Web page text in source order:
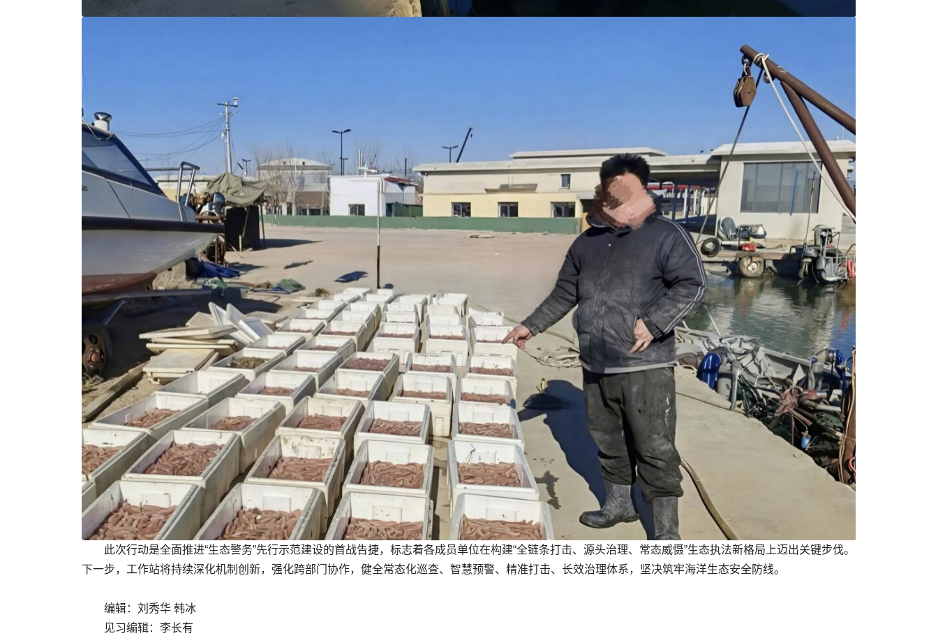
此次行动是全面推进“生态警务”先行示范建设的首战告捷，标志着各成员单位在构建“全链条打击、源头治理、常态威慑”生态执法新格局上迈出关键步伐。
下一步，工作站将持续深化机制创新，强化跨部门协作，健全常态化巡查、智慧预警、精准打击、长效治理体系，坚决筑牢海洋生态安全防线。
编辑：刘秀华 韩冰
见习编辑：李长有